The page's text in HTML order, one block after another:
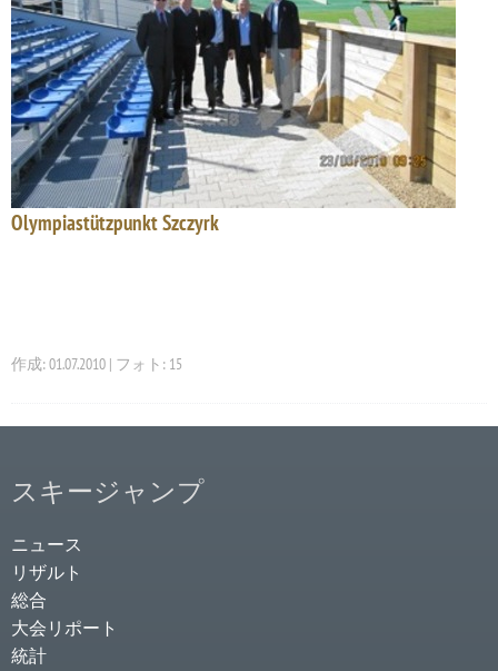
Olympiastützpunkt Szczyrk
作成: 01.07.2010 | フォト: 15
スキージャンプ
ニュース
リザルト
総合
大会リポート
統計